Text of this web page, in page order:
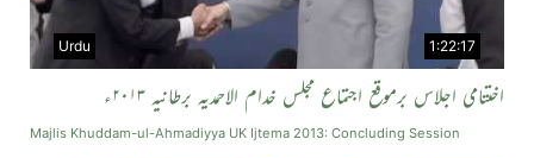
1:22:17
Urdu
اختتامی اجلاس برموقع اجتماع مجلس خدام الاحمدیہ برطانیہ ۲۰۱۳ء
Majlis Khuddam-ul-Ahmadiyya UK Ijtema 2013: Concluding Session